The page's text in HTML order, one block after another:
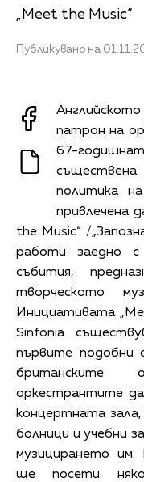
„Meet the Music“
Публикувано на
патрон на
67-
политика
привлечена
the Music“ /
работи заедно с
събития,
творческото
Инициативата
Sinfonia
първите подобни
британските
оркестрантите да
концертната
болници и учебни
музицирането
ще посети